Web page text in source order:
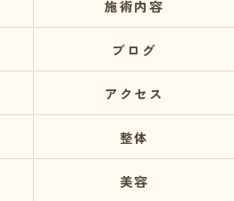
施術内容
ブログ
アクセス
整体
美容